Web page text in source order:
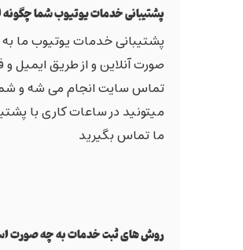
پشتیبانی خدمات یوتیوب شما
پشتیبانی خدمات یوتیوب ما به
صورت آنلاین و از طریق ایمیل و
تماس سایت انجام می شه و
میتونید در ساعات کاری با
ما تماس بگیرید
روش های ثبت خدمات به چه صورت